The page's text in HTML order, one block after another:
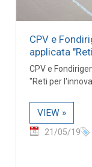
CPV e
applicata
CPV e
"Reti per
VIEW »
21/05/19